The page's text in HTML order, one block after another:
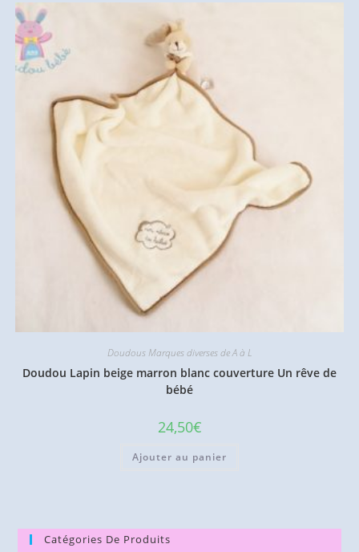
Doudous Marques diverses de A à L
Doudou Lapin beige marron blanc couverture Un rêve de
bébé
24,50€
Ajouter au panier
Catégories De Produits